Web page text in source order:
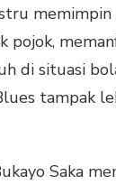
pojok,
di situasi
tampak
Saka